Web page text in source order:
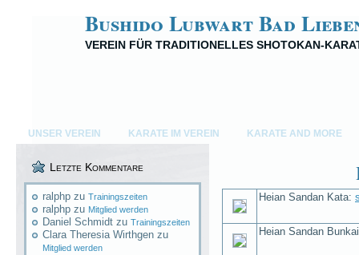
Bushido Lubwart Bad
VEREIN FÜR TRADITIONELLES SHOTOKAN-
UNSER VEREIN KARATE IM VEREIN KARATE AND MORE
Letzte Kommentare
ralphp zu Trainingszeiten
ralphp zu Mitglied werden
Daniel Schmidt zu Trainingszeiten
Clara Theresia Wirthgen zu
Mitglied werden
Heian Sandan Kata:
Heian Sandan